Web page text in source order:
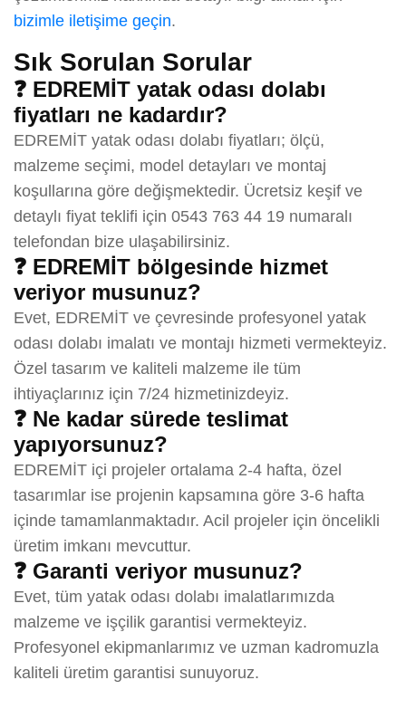
bizimle iletişime geçin.
Sık Sorulan Sorular
❓ EDREMİT yatak odası dolabı
fiyatları ne kadardır?
EDREMİT yatak odası dolabı fiyatları; ölçü,
malzeme seçimi, model detayları ve montaj
koşullarına göre değişmektedir. Ücretsiz keşif ve
detaylı fiyat teklifi için 0543 763 44 19 numaralı
telefondan bize ulaşabilirsiniz.
❓ EDREMİT bölgesinde hizmet
veriyor musunuz?
Evet, EDREMİT ve çevresinde profesyonel yatak
odası dolabı imalatı ve montajı hizmeti vermekteyiz.
Özel tasarım ve kaliteli malzeme ile tüm
ihtiyaçlarınız için 7/24 hizmetinizdeyiz.
❓ Ne kadar sürede teslimat
yapıyorsunuz?
EDREMİT içi projeler ortalama 2-4 hafta, özel
tasarımlar ise projenin kapsamına göre 3-6 hafta
içinde tamamlanmaktadır. Acil projeler için öncelikli
üretim imkanı mevcuttur.
❓ Garanti veriyor musunuz?
Evet, tüm yatak odası dolabı imalatlarımızda
malzeme ve işçilik garantisi vermekteyiz.
Profesyonel ekipmanlarımız ve uzman kadromuzla
kaliteli üretim garantisi sunuyoruz.